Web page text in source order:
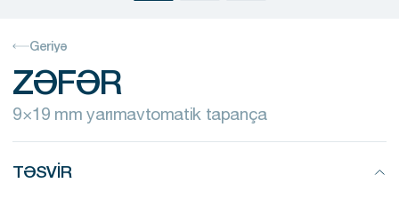
Geriyə
ZƏFƏR
9×19 mm yarımavtomatik tapança
TƏSVIR